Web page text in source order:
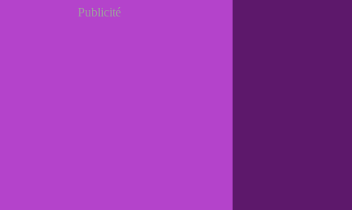
Publicité